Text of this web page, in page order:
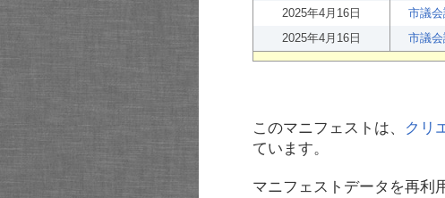
2025年4月16日
市議
2025年4月16日
市議
このマニフェストは、 クリ
ています。
マニフェストデータを再利